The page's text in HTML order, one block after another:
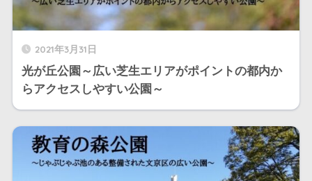
2021年3月31日
光が丘公園～広い芝生エリアがポイントの都内か
らアクセスしやすい公園～